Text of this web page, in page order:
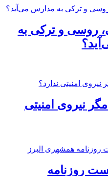
روسی و ترکی به
نیروی امنیتی
روزنامه‌